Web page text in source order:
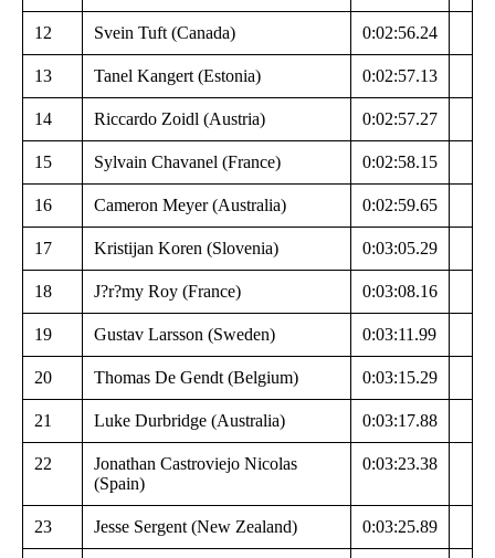
12 Svein Tuft (Canada) 0:02:56.24
13 Tanel Kangert (Estonia) 0:02:57.13
14 Riccardo Zoidl (Austria) 0:02:57.27
15 Sylvain Chavanel (France) 0:02:58.15
16 Cameron Meyer (Australia) 0:02:59.65
17 Kristijan Koren (Slovenia) 0:03:05.29
18 J?r?my Roy (France) 0:03:08.16
19 Gustav Larsson (Sweden) 0:03:11.99
20 Thomas De Gendt (Belgium) 0:03:15.29
21 Luke Durbridge (Australia) 0:03:17.88
22
Jonathan Castroviejo Nicolas
(Spain)
0:03:23.38
23 Jesse Sergent (New Zealand) 0:03:25.89